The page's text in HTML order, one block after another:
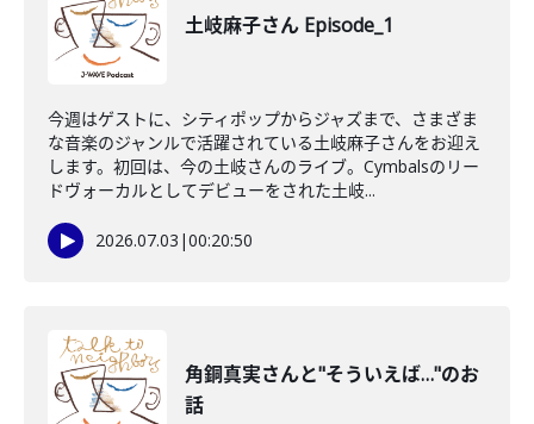
土岐麻子さん Episode_1
今週はゲストに、シティポップからジャズまで、さまざま
な音楽のジャンルで活躍されている土岐麻子さんをお迎え
します。初回は、今の土岐さんのライブ。Cymbalsのリー
ドヴォーカルとしてデビューをされた土岐...
2026.07.03 |00:20:50
角銅真実さんと"そういえば…"のお
話